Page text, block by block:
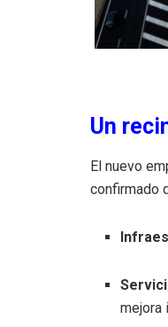
Un
El nuevo
confirmado
mejora